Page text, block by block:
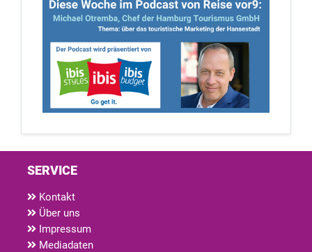
SERVICE
Kontakt
Über uns
Impressum
Mediadaten